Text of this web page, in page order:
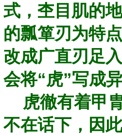
式，杢目肌的
的瓢箪刃为特
改成广直刃足
会将“虎”写成
虎徹有着甲
不在话下，因